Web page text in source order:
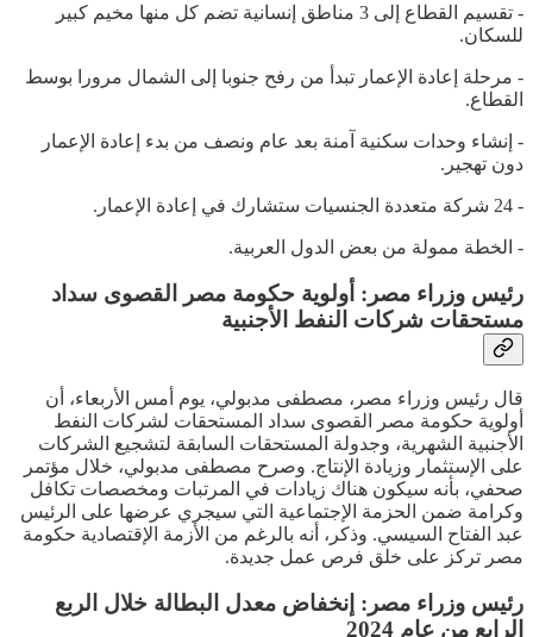
- تقسيم القطاع إلى 3 مناطق إنسانية تضم كل منها مخيم كبير
للسكان.
- مرحلة إعادة الإعمار تبدأ من رفح جنوبا إلى الشمال مرورا بوسط
القطاع.
- إنشاء وحدات سكنية آمنة بعد عام ونصف من بدء إعادة الإعمار
دون تهجير.
- 24 شركة متعددة الجنسيات ستشارك في إعادة الإعمار.
- الخطة ممولة من بعض الدول العربية.
رئيس وزراء مصر: أولوية حكومة مصر القصوى سداد
مستحقات شركات النفط الأجنبية
قال رئيس وزراء مصر، مصطفى مدبولي، يوم أمس الأربعاء، أن
أولوية حكومة مصر القصوى سداد المستحقات لشركات النفط
الأجنبية الشهرية، وجدولة المستحقات السابقة لتشجيع الشركات
على الإستثمار وزيادة الإنتاج. وصرح مصطفى مدبولي، خلال مؤتمر
صحفي، بأنه سيكون هناك زيادات في المرتبات ومخصصات تكافل
وكرامة ضمن الحزمة الإجتماعية التي سيجري عرضها على الرئيس
عبد الفتاح السيسي. وذكر، أنه بالرغم من الأزمة الإقتصادية حكومة
مصر تركز على خلق فرص عمل جديدة.
رئيس وزراء مصر: إنخفاض معدل البطالة خلال الربع
الرابع من عام 2024